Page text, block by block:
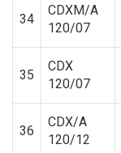
34
CDXM/A
120/07
35
CDX
120/07
36
CDX/A
120/12